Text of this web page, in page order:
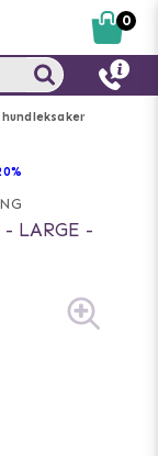
- LARGE -
0